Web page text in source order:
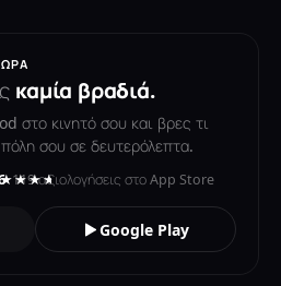
καμία βραδιά.
στο κινητό σου και βρες τι
σου σε δευτερόλεπτα.
· 119 αξιολογήσεις στο App Store
Google Play